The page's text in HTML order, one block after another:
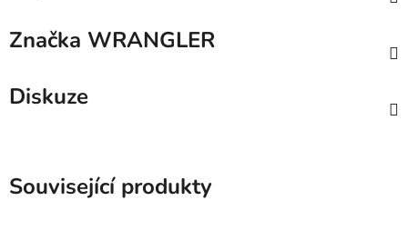
Značka WRANGLER
Diskuze
Související produkty